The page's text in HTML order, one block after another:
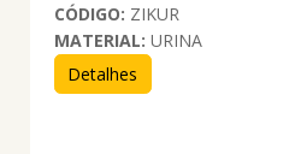
CÓDIGO: ZIKUR
MATERIAL: URINA
Detalhes